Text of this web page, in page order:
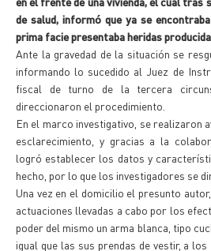
de salud, informó que ya se
prima facie presentaba heridas
Ante la gravedad de la situación se
informando lo sucedido al Juez de
fiscal de turno de la tercera
direccionaron el procedimiento.
En el marco investigativo, se realizaron
esclarecimiento, y gracias a la
logró establecer los datos y
hecho, por lo que los investigadores se
Una vez en el domicilio el presunto
actuaciones llevadas a cabo por los
poder del mismo un arma blanca, tipo
igual que las sus prendas de vestir, a